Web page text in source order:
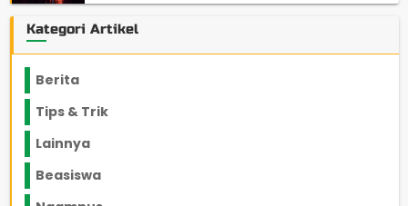
Kategori Artikel
Berita
Tips & Trik
Lainnya
Beasiswa